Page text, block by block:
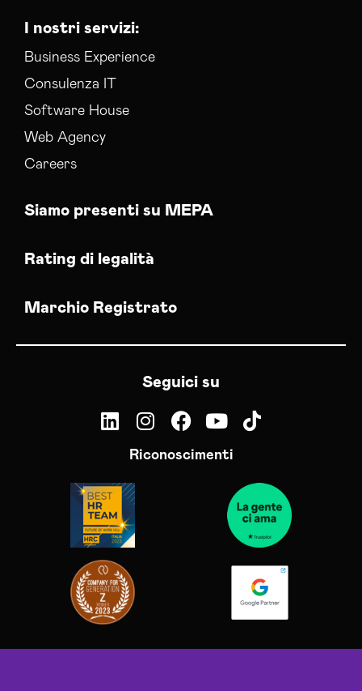
I nostri servizi:
Business Experience
Consulenza IT
Software House
Web Agency
Careers
Siamo presenti su MEPA
Rating di legalità
Marchio Registrato
Seguici su
Riconoscimenti